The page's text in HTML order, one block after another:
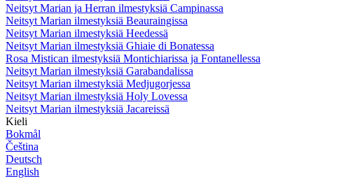
Neitsyt Marian ja Herran ilmestyksiä Campinassa
Neitsyt Marian ilmestyksiä Beauraingissa
Neitsyt Marian ilmestyksiä Heedessä
Neitsyt Marian ilmestyksiä Ghiaie di Bonatessa
Rosa Mistican ilmestyksiä Montichiarissa ja Fontanellessa
Neitsyt Marian ilmestyksiä Garabandalissa
Neitsyt Marian ilmestyksiä Medjugorjessa
Neitsyt Marian ilmestyksiä Holy Lovessa
Neitsyt Marian ilmestyksiä Jacareissä
Kieli
Bokmål
Čeština
Deutsch
English